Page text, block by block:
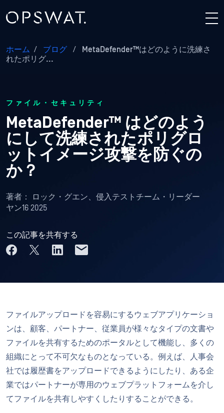
ホーム / ブログ /
MetaDefender™はどのように洗練さ
れたポリグ...
ファイル・セキュリティ
MetaDefender™ はどのよう
にして洗練されたポリグロ
ットイメージ攻撃を防ぐの
か？
著者：
ロック・グエン、侵入テストチーム・リーダー
ヤン16 2025
この記事を共有する
ファイルアップロードを容易にするウェブアプリケーショ
ンは、顧客、パートナー、従業員が様々なタイプの文書や
ファイルを共有するためのポータルとして機能し、多くの
組織にとって不可欠なものとなっている。例えば、人事会
社では履歴書をアップロードできるようにしたり、ある企
業ではパートナーが専用のウェブプラットフォームを介し
てファイルを共有しやすくしたりすることができる。